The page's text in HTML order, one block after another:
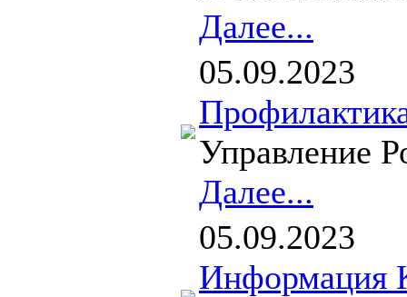
Далее...
05.09.2023
Управление
Далее...
05.09.2023
Информация